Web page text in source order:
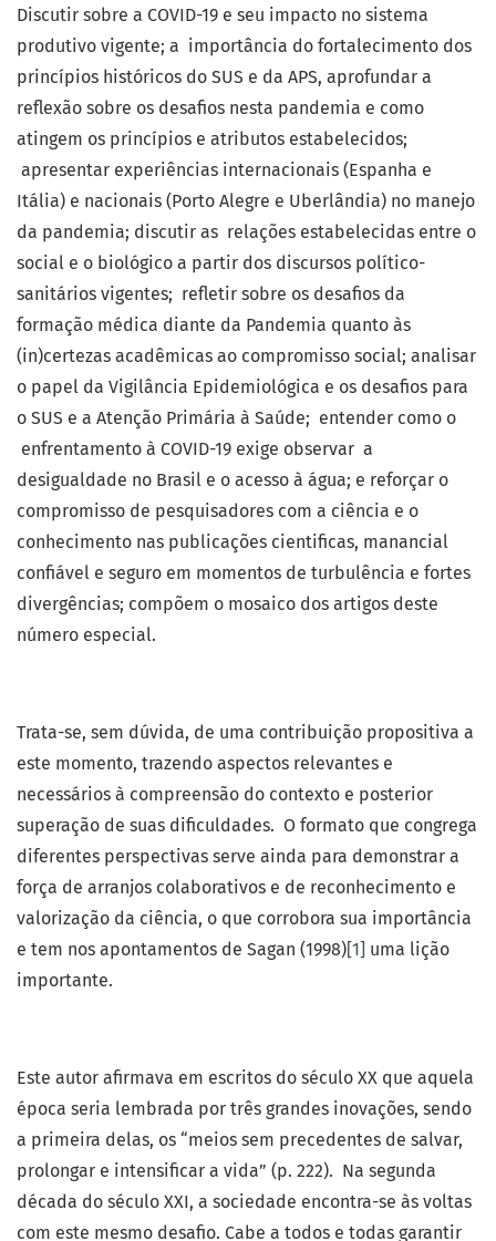
Discutir sobre a COVID-19 e seu impacto no sistema
produtivo vigente; a importância do fortalecimento dos
princípios históricos do SUS e da APS, aprofundar a
reflexão sobre os desafios nesta pandemia e como
atingem os princípios e atributos estabelecidos;
apresentar experiências internacionais (Espanha e
Itália) e nacionais (Porto Alegre e Uberlândia) no manejo
da pandemia; discutir as relações estabelecidas entre o
social e o biológico a partir dos discursos político-
sanitários vigentes; refletir sobre os desafios da
formação médica diante da Pandemia quanto às
(in)certezas acadêmicas ao compromisso social; analisar
o papel da Vigilância Epidemiológica e os desafios para
o SUS e a Atenção Primária à Saúde; entender como o
enfrentamento à COVID-19 exige observar a
desigualdade no Brasil e o acesso à água; e reforçar o
compromisso de pesquisadores com a ciência e o
conhecimento nas publicações cientificas, manancial
confiável e seguro em momentos de turbulência e fortes
divergências; compõem o mosaico dos artigos deste
número especial.
Trata-se, sem dúvida, de uma contribuição propositiva a
este momento, trazendo aspectos relevantes e
necessários à compreensão do contexto e posterior
superação de suas dificuldades. O formato que congrega
diferentes perspectivas serve ainda para demonstrar a
força de arranjos colaborativos e de reconhecimento e
valorização da ciência, o que corrobora sua importância
e tem nos apontamentos de Sagan (1998)[1] uma lição
importante.
Este autor afirmava em escritos do século XX que aquela
época seria lembrada por três grandes inovações, sendo
a primeira delas, os “meios sem precedentes de salvar,
prolongar e intensificar a vida” (p. 222). Na segunda
década do século XXI, a sociedade encontra-se às voltas
com este mesmo desafio. Cabe a todos e todas garantir